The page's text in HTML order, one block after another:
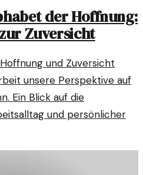
der Hoffnung:
Zuversicht
und Zuversicht
unsere Perspektive auf
Ein Blick auf die
und persönlicher